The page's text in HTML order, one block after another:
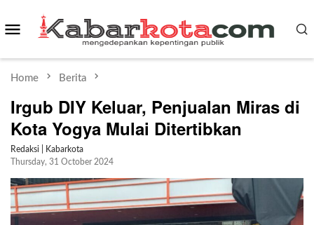
to
Mobile
Home Berita
Irgub DIY Keluar, Penjualan Miras di
Kota Yogya Mulai Ditertibkan
Redaksi | Kabarkota
Thursday, 31 October 2024